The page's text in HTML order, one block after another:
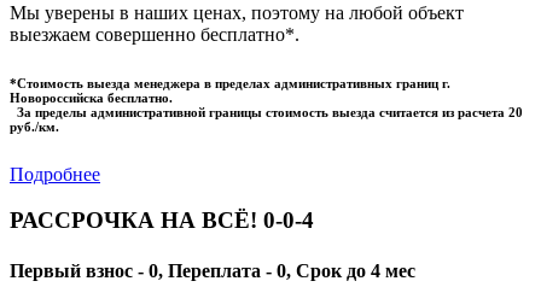
Мы уверены в наших ценах, поэтому на любой объект
выезжаем совершенно бесплатно*.
*Стоимость выезда менеджера в пределах административных границ г.
Новороссийска бесплатно.
За пределы административной границы стоимость выезда считается из расчета 20
руб./км.
Подробнее
РАССРОЧКА НА ВСЁ! 0-0-4
Первый взнос - 0, Переплата - 0, Срок до 4 мес